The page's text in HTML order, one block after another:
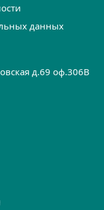
данных
д.69 оф.306B